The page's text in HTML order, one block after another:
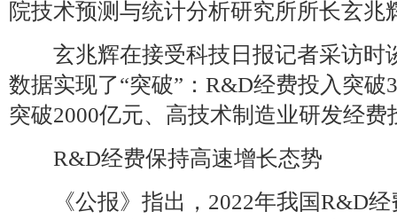
院技术预测与统计分析研究所所长玄兆
玄兆辉在接受科技日报记者采访时
数据实现了“突破”：R&D经费投入突
突破2000亿元、高技术制造业研发经费
R&D经费保持高速增长态势
《公报》指出，2022年我国R&D经